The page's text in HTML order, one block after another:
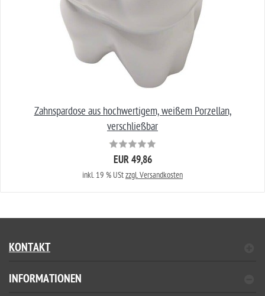
Zahnspardose aus hochwertigem, weißem Porzellan,
verschließbar
EUR 49,86
inkl. 19 % UStzzgl. Versandkosten
KONTAKT
INFORMATIONEN